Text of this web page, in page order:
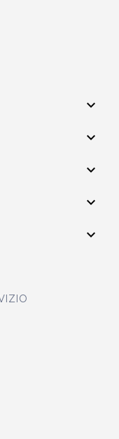
expand_more
expand_more
expand_more
expand_more
expand_more